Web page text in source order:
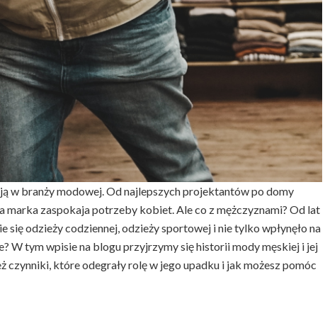
w branży modowej. Od najlepszych projektantów po domy
marka zaspokaja potrzeby kobiet. Ale co z mężczyznami? Od lat
się odzieży codziennej, odzieży sportowej i nie tylko wpłynęło na
W tym wpisie na blogu przyjrzymy się historii mody męskiej i jej
czynniki, które odegrały rolę w jego upadku i jak możesz pomóc